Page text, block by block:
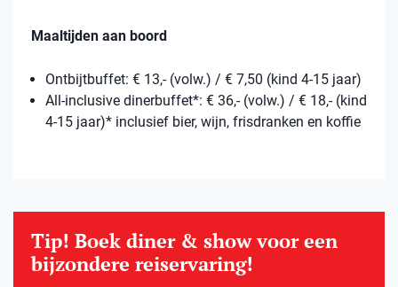
Maaltijden aan boord
Ontbijtbuffet: € 13,- (volw.) / € 7,50 (kind 4-15 jaar)
All-inclusive dinerbuffet*: € 36,- (volw.) / € 18,- (kind
4-15 jaar)* inclusief bier, wijn, frisdranken en koffie
Tip! Boek diner & show voor een
bijzondere reiservaring!